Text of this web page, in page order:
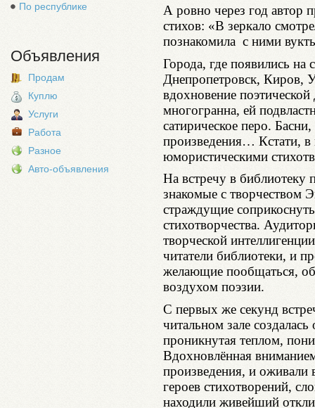
По республике
Объявления
Продам
Куплю
Услуги
Работа
Разное
Авто-объявления
А ровно через год автор
стихов: «В зеркало
познакомила с ними
Города, где появились на
Днепропетровск, Киров,
вдохновение
многогранна, ей
сатирическое перо.
произведения… Кстати, в
юмористическими
На встречу в
знакомые с творчеством
страждущие
стихотворчества.
творческой
читатели библиотеки, и
желающие пообщаться,
воздухом поэзии.
С первых же секунд
читальном зале
проникнутая теплом,
Вдохновлённая
произведения, и оживали
героев стихотворений,
находили живейший